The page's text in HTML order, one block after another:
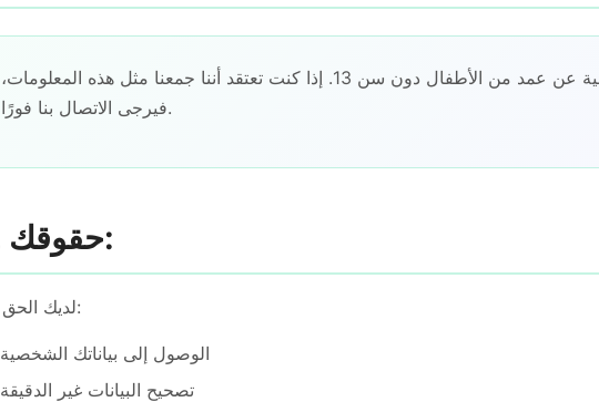
نحن لا نجمع معلومات شخصية عن عمد من الأطفال دون سن 13. إذا كنت تعتقد أننا جمعنا مثل هذه المعلومات،
فيرجى الاتصال بنا فورًا.
7. حقوقك:
لديك الحق في:
الوصول إلى بياناتك الشخصية
تصحيح البيانات غير الدقيقة